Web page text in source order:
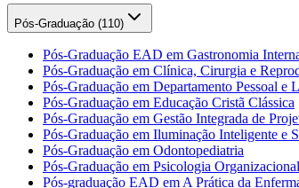
Pós-Graduação (110)
Pós-Graduação EAD em Gastronomia
Pós-Graduação em Clínica, Cirurgia e
Pós-Graduação em Departamento Pessoal e
Pós-Graduação em Educação Cristã Clássica
Pós-Graduação em Gestão Integrada de
Pós-Graduação em Iluminação Inteligente e
Pós-Graduação em Odontopediatria
Pós-Graduação em Psicologia
Pós-graduação EAD em A Prática da